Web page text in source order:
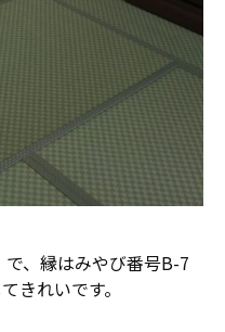
、縁はみやび番号B-7
きれいです。